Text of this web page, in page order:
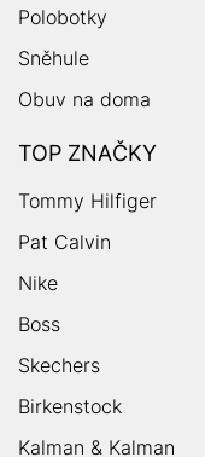
Polobotky
Sněhule
Obuv na doma
TOP ZNAČKY
Tommy Hilfiger
Pat Calvin
Nike
Boss
Skechers
Birkenstock
Kalman & Kalman